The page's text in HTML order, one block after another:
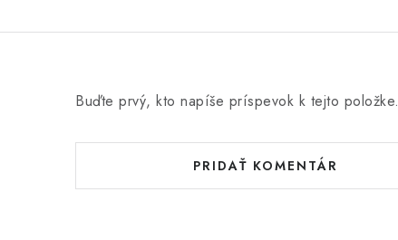
Buďte prvý, kto napíše príspevok k tejto položke.
PRIDAŤ KOMENTÁR